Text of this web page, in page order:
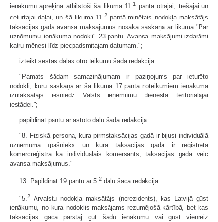
ienākumu aprēķina atbilstoši šā likuma 11.1
panta otrajai, trešajai un
ceturtajai daļai, un šā likuma 11.2 pantā minētais nodokļa maksātājs
taksācijas gada avansa maksājumus nosaka saskaņā ar likuma "Par
uzņēmumu ienākuma nodokli" 23.pantu. Avansa maksājumi izdarāmi
katru mēnesi līdz piecpadsmitajam datumam.";
izteikt sestās daļas otro teikumu šādā redakcijā:
"Pamats šādam samazinājumam ir paziņojums par ieturēto
nodokli, kuru saskaņā ar šā likuma 17.panta noteikumiem ienākuma
izmaksātājs iesniedz Valsts ieņēmumu dienesta teritoriālajai
iestādei.";
papildināt pantu ar astoto daļu šādā redakcijā:
"8. Fiziskā persona, kura pirmstaksācijas gadā ir bijusi individuālā
uzņēmuma īpašnieks un kura taksācijas gadā ir reģistrēta
komercreģistrā kā individuālais komersants, taksācijas gadā veic
avansa maksājumus."
13. Papildināt 19.pantu ar 5. 2 daļu šādā redakcijā:
"5.2 Ārvalstu nodokļa maksātājs (nerezidents), kas Latvijā gūst
ienākumu, no kura nodoklis maksājams rezumējošā kārtībā, bet kas
taksācijas gadā pārstāj gūt šādu ienākumu vai gūst vienreiz